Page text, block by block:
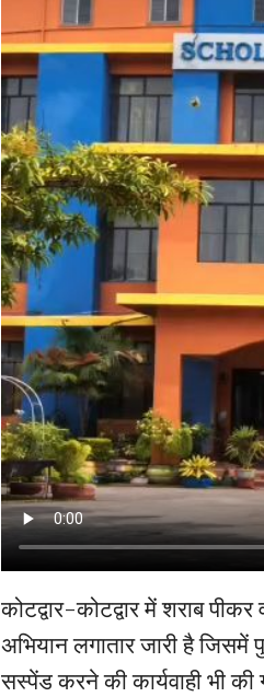
कोटद्वार-कोटद्वार में शराब
अभियान लगातार जारी है जिसमें
सस्पेंड करने की कार्यवाही भी